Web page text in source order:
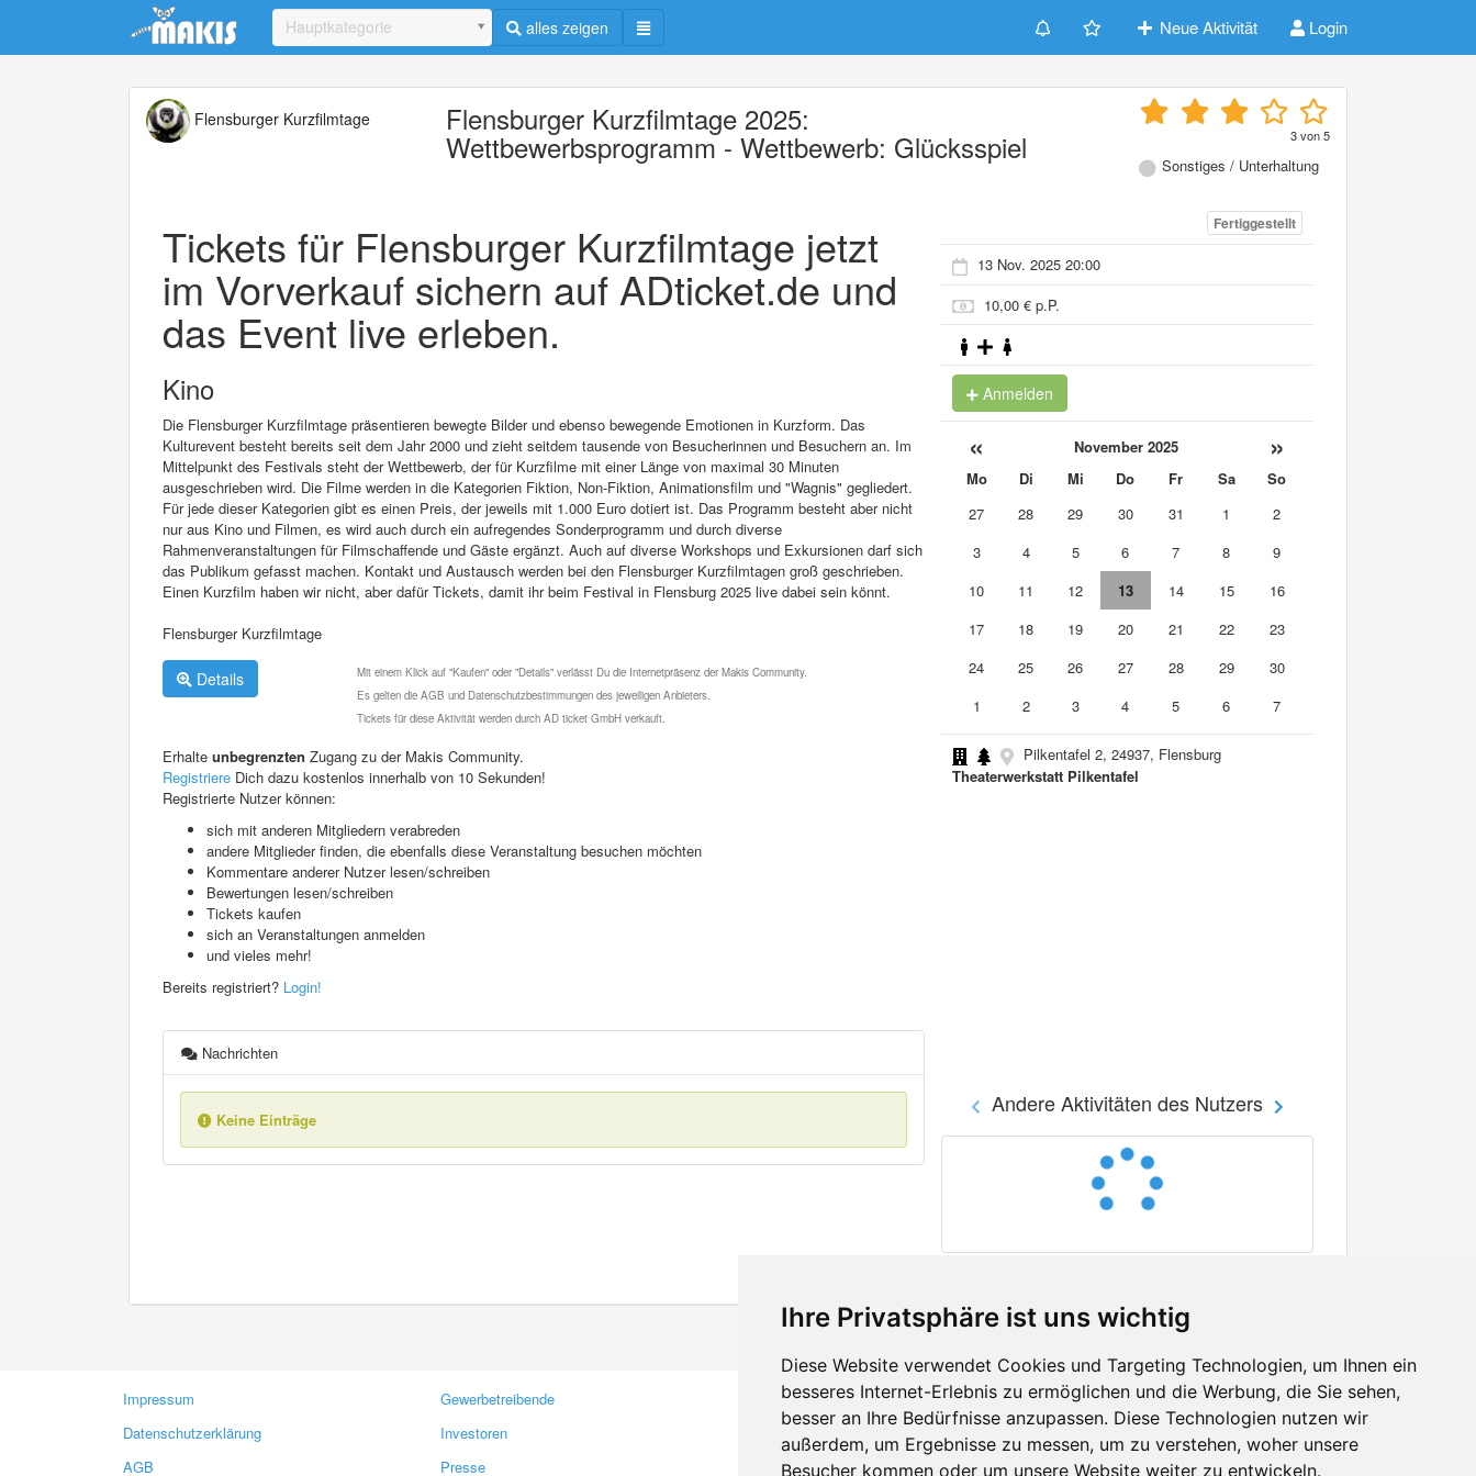
Ihre Privatsphäre ist uns wichtig
Diese Website verwendet Cookies und Targeting Technologien, um Ihnen ein
besseres Internet-Erlebnis zu ermöglichen und die Werbung, die Sie sehen,
besser an Ihre Bedürfnisse anzupassen. Diese Technologien nutzen wir
außerdem, um Ergebnisse zu messen, um zu verstehen, woher unsere
Besucher kommen oder um unsere Website weiter zu entwickeln.
Update cookies preferences
Hauptkategorie alles zeigen Neue Aktivität Login
Flensburger Kurzfilmtage Flensburger Kurzfilmtage 2025:
Wettbewerbsprogramm - Wettbewerb: Glücksspiel 3von5
Sonstiges / Unterhaltung
Tickets für Flensburger Kurzfilmtage jetzt
im Vorverkauf sichern auf ADticket.de und
das Event live erleben.
Kino
Die Flensburger Kurzfilmtage präsentieren bewegte Bilder und ebenso bewegende Emotionen in Kurzform. Das
Kulturevent besteht bereits seit dem Jahr 2000 und zieht seitdem tausende von Besucherinnen und Besuchern an. Im
Mittelpunkt des Festivals steht der Wettbewerb, der für Kurzfilme mit einer Länge von maximal 30 Minuten
ausgeschrieben wird. Die Filme werden in die Kategorien Fiktion, Non-Fiktion, Animationsfilm und "Wagnis" gegliedert.
Für jede dieser Kategorien gibt es einen Preis, der jeweils mit 1.000 Euro dotiert ist. Das Programm besteht aber nicht
nur aus Kino und Filmen, es wird auch durch ein aufregendes Sonderprogramm und durch diverse
Rahmenveranstaltungen für Filmschaffende und Gäste ergänzt. Auch auf diverse Workshops und Exkursionen darf sich
das Publikum gefasst machen. Kontakt und Austausch werden bei den Flensburger Kurzfilmtagen groß geschrieben.
Einen Kurzfilm haben wir nicht, aber dafür Tickets, damit ihr beim Festival in Flensburg 2025 live dabei sein könnt.
Flensburger Kurzfilmtage
Details
Mit einem Klick auf "Kaufen" oder "Details" verlässt Du die Internetpräsenz der Makis Community.
Es gelten die AGB und Datenschutzbestimmungen des jeweiligen Anbieters.
Tickets für diese Aktivität werden durch AD ticket GmbH verkauft.
Erhalte unbegrenzten Zugang zu der Makis Community.
Registriere Dich dazu kostenlos innerhalb von 10 Sekunden!
Registrierte Nutzer können:
sich mit anderen Mitgliedern verabreden
andere Mitglieder finden, die ebenfalls diese Veranstaltung besuchen möchten
Kommentare anderer Nutzer lesen/schreiben
Bewertungen lesen/schreiben
Tickets kaufen
sich an Veranstaltungen anmelden
und vieles mehr!
Bereits registriert? Login!
Nachrichten
Keine Einträge
Fertiggestellt
13 Nov. 2025 20:00
10,00 € p.P.
Anmelden
« November 2025 »
Mo Di Mi Do Fr Sa
So
27
28 29 30 31 1
2
3
4 5 6 7 8
9
10
11 12 13 14 15
16
17
18 19 20 21 22
23
24
25 26 27 28 29
30
1
2 3 4 5 6 7
Pilkentafel 2, 24937, Flensburg
Theaterwerkstatt Pilkentafel
Andere Aktivitäten des Nutzers
Impressum
Datenschutzerklärung
AGB
Gewerbetreibende
Investoren
Presse
Kontakt
Feedback
Fehler melden
Facebook
Twitter
YouTube